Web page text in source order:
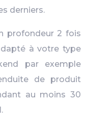
derniers.
profondeur 2 fois
à votre type
par exemple
de produit
au moins 30